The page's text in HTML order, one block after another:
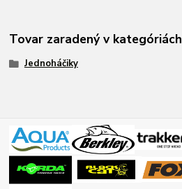
Tovar zaradený v kategóriách
Jednoháčiky